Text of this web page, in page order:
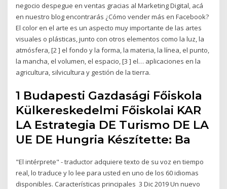
negocio despegue en ventas gracias al Marketing Digital, acá
en nuestro blog encontrarás ¿Cómo vender más en Facebook?
El color en el arte es un aspecto muy importante de las artes
visuales o plásticas, junto con otros elementos como la luz, la
atmósfera, [2 ] el fondo y la forma, la materia, la línea, el punto,
la mancha, el volumen, el espacio, [3 ] el… aplicaciones en la
agricultura, silvicultura y gestión de la tierra.
1 Budapesti Gazdasági Főiskola
Külkereskedelmi Főiskolai KAR
LA Estrategia DE Turismo DE LA
UE DE Hungria Készítette: Ba
"El intérprete" - traductor adquiere texto de su voz en tiempo
real, lo traduce y lo lee para usted en uno de los 60 idiomas
disponibles. Características principales 3 Dic 2019 Un nuevo